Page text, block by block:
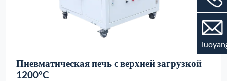
Пневматическая печь с верхней загрузкой
1200°C